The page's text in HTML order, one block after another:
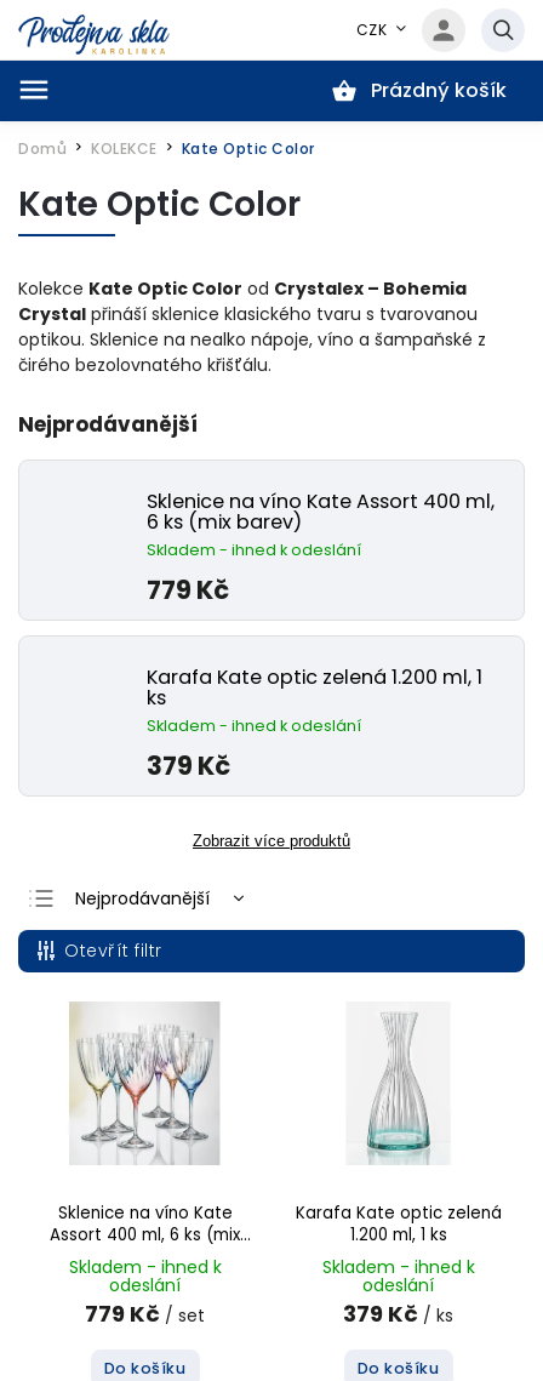
CZK
Prázdný košík
Domů / KOLEKCE / Kate Optic Color
Kate Optic Color
Kolekce Kate Optic Color od Crystalex – Bohemia
Crystal přináší sklenice klasického tvaru s tvarovanou
optikou. Sklenice na nealko nápoje, víno a šampaňské z
čirého bezolovnatého křišťálu.
Nejprodávanější
Sklenice na víno Kate Assort 400 ml,
6 ks (mix barev)
Skladem - ihned k odeslání
779 Kč
Karafa Kate optic zelená 1.200 ml, 1
ks
Skladem - ihned k odeslání
379 Kč
Zobrazit více produktů
Nejprodávanější
Nejlevnější
Nejdražší
Otevřít filtr
Sklenice na víno Kate
Assort 400 ml, 6 ks (mix
barev)
Skladem - ihned k
odeslání
779 Kč / set
Do košíku
Karafa Kate optic zelená
1.200 ml, 1 ks
Skladem - ihned k
odeslání
379 Kč / ks
Do košíku